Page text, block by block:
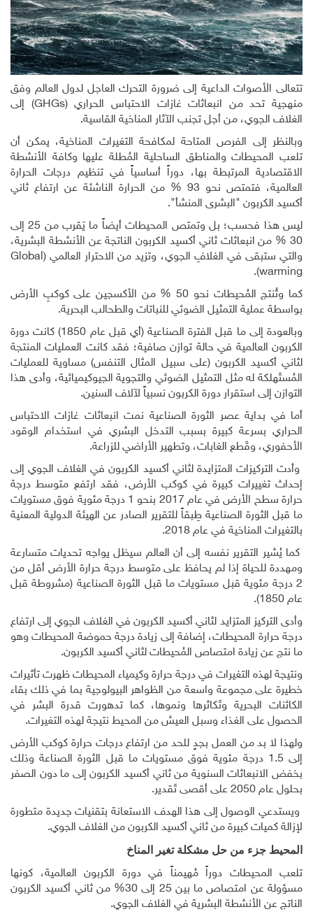
تتعالى الأصوات الداعية إلى ضرورة التحرك العاجل لدول العالم وفق
منهجية تحد من انبعاثات غازات الاحتباس الحراري(GHGs) إلى
الغلاف الجوي، من أجل تجنب الآثار المناخية القاسية.
وبالنظر إلى الفرص المتاحة لمكافحة التغيرات المناخية، يمكن أن
تلعب المحيطات والمناطق الساحلية المُطلة عليها وكافة الأنشطة
الاقتصادية المرتبطة بها، دوراً أساسياً في تنظيم درجات الحرارة
العالمية، فتمتص نحو 93 % من الحرارة الناشئة عن ارتفاع ثاني
أكسيد الكربون "البشرى المنشأ".
ليس هذا فحسب؛ بل وتمتص المحيطات أيضاً ما يَقرب من 25 إلى
30 % من انبعاثات ثاني أكسيد الكربون الناتجة عن الأنشطة البشرية،
والتي ستبقى في الغلافِ الجوي، وتزيد من الاحترار العالمي (Global
warming
)
.
كما وتُنتج المُحيطات نحو 50 % من الأكسجين على كوكبِ الأرض
بواسطة عملية التمثيل الضوئي للنباتات والطحالب البحرية.
وبالعودة إلى ما قبل الفترة الصناعية (أي قبل عام 1850) كانت دورة
الكربون العالمية في حالة توازن صافية؛ فقد كانت العمليات المنتجة
لثاني أكسيد الكربون (على سبيل المثال التنفس) مساوية للعمليات
المُستَهلكة له مثل التمثيل الضوئي والتجوية الجيوكيميائية، وأدى هذا
التوازن إلى استقرار دورة الكربون نسبياً لآلاف السنين.
أما في بداية عصر الثورة الصناعية نمت انبعاثات غازات الاحتباس
الحراري بسرعة كبيرة بسبب التدخل البشري في استخدام الوقود
الأحفوري، وقَطع الغابات، وتطهير الأراضي للزراعة.
وأدت التركيزات المتزايدة لثاني أكسيد الكربون في الغلاف الجوي إلى
إحداث تغييرات كبيرة في كوكب الأرض، فقد ارتفع متوسط درجة
حرارة سطح الأرض في عام 2017 بنحو
1 درجة مئوية فوق مستويات
ما قبل الثورة الصناعية طِبقاً للتقرير الصادر عن الهيئة الدولية المعنية
بالتغيرات المناخية في عام 2018.
كما يُشير التقرير نفسه إلى أن العالم سيظل يواجه تحديات متسارعة
ومهددة للحياة إذا لم يحافظ على متوسط درجة حرارة الأرض أقل من
2 درجة مئوية قبل مستويات ما قبل الثورة الصناعية (مشروطة قبل
عام 1850).
وأدى التركيز المتزايد لثاني أكسيد الكربون في الغلاف الجوي إلى ارتفاع
درجة حرارة المحيطات، إضافة إلى زيادة درجة حموضة المحيطات وهو
ما نتج عن زيادة امتصاص المُحيطات لثاني أكسيد الكربون.
ونتيجة لهذه التغيرات في درجة حرارة وكيمياء المحيطات ظهرت تأثيرات
خطيرة على مجموعة واسعة من الظواهر البيولوجية بما في ذلك بقاء
الكائنات البحرية وتَكاثرها ونموها، كما تدهورت قدرة البشر في
الحصول على الغذاء وسبل العيش من المحيط نتيجة لهذه التغيرات.
ولهذا لا بد من العمل بجدٍ للحد من ارتفاع درجات حرارة كوكب الأرض
إلى 1.5 درجة مئوية فوق مستويات ما قبل الثورة الصناعة وذلك
بخفض الانبعاثات السنوية من ثاني أكسيد الكربون إلى ما دون الصفر
بحلول عام 2050 على أقصى تَقدير.
ويستدعي الوصول إلى هذا الهدف الاستعانة بتقنيات جديدة متطورة
لإزالة كميات كبيرة من ثاني أكسيد الكربون من الغلاف الجوي.
المحيط جزء من حل مشكلةتغير المناخ
تلعب المحيطات دوراً مُهيمناً في دورة الكربون العالمية، كونها
مسؤولة عن امتصاص ما بين 25 إلى 30% من ثاني أكسيد الكربون
الناتج عن الأنشطة البشرية في الغلاف الجوي.